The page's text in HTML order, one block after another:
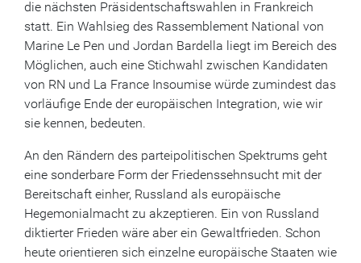
die nächsten Präsidentschaftswahlen in Frankreich
statt. Ein Wahlsieg des Rassemblement National von
Marine Le Pen und Jordan Bardella liegt im Bereich des
Möglichen, auch eine Stichwahl zwischen Kandidaten
von RN und La France Insoumise würde zumindest das
vorläufige Ende der europäischen Integration, wie wir
sie kennen, bedeuten.
An den Rändern des parteipolitischen Spektrums geht
eine sonderbare Form der Friedenssehnsucht mit der
Bereitschaft einher, Russland als europäische
Hegemonialmacht zu akzeptieren. Ein von Russland
diktierter Frieden wäre aber ein Gewaltfrieden. Schon
heute orientieren sich einzelne europäische Staaten wie